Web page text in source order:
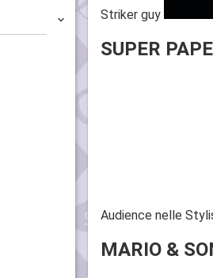
Striker guy
SUPER
Audience nelle
MARIO &